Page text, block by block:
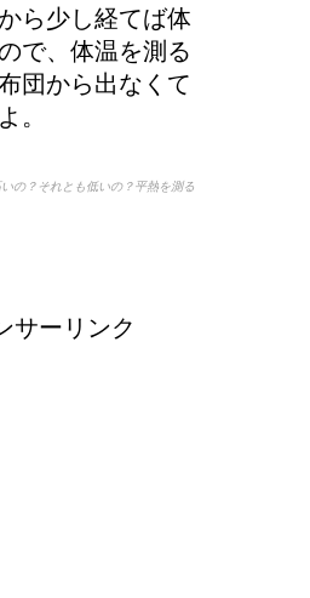
ら少し経てば体
で、体温を測る
団から出なくて
。
の？それとも低いの？平熱を測る
サーリンク